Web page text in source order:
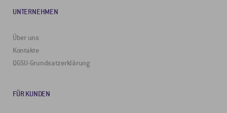
UNTERNEHMEN
Über uns
Kontakte
QGSU-Grundsatzerklärung
FÜR KUNDEN